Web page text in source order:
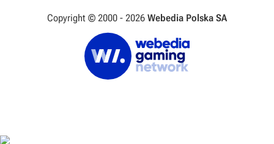
Copyright © 2000 - 2026 Webedia Polska SA